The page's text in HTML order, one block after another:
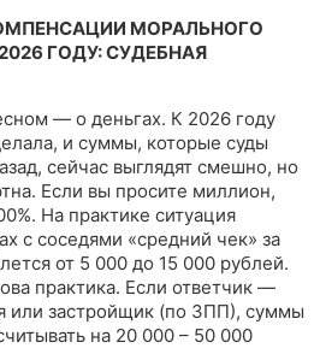
МОРАЛЬНОГО
ГОДУ: СУДЕБНАЯ
— о деньгах. К 2026 году
и суммы, которые суды
сейчас выглядят смешно, но
Если вы просите миллион,
На практике ситуация
с соседями «средний чек» за
от 5 000 до 15 000 рублей.
практика. Если ответчик —
или застройщик (по ЗПП), суммы
на 20 000 – 50 000